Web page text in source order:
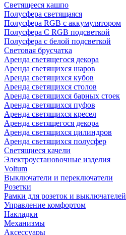
Светящееся кашпо
Полусфера светящаяся
Полусфера RGB с аккумулятором
Полусфера С RGB подсветкой
Полусфера с белой подсветкой
Световая брусчатка
Аренда светящегося декора
Аренда светящихся шаров
Аренда светящихся кубов
Аренда светящихся столов
Аренда светящихся барных стоек
Аренда светящихся пуфов
Аренда светящихся кресел
Аренда светящегося декора
Аренда светящихся цилиндров
Аренда светящихся полусфер
Светящиеся качели
Электроустановочные изделия
Voltum
Выключатели и переключатели
Розетки
Рамки для розеток и выключателей
Управление комфортом
Накладки
Механизмы
Аксессуары